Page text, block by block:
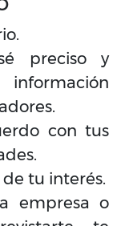
preciso y
con tus
tu interés.
empresa o